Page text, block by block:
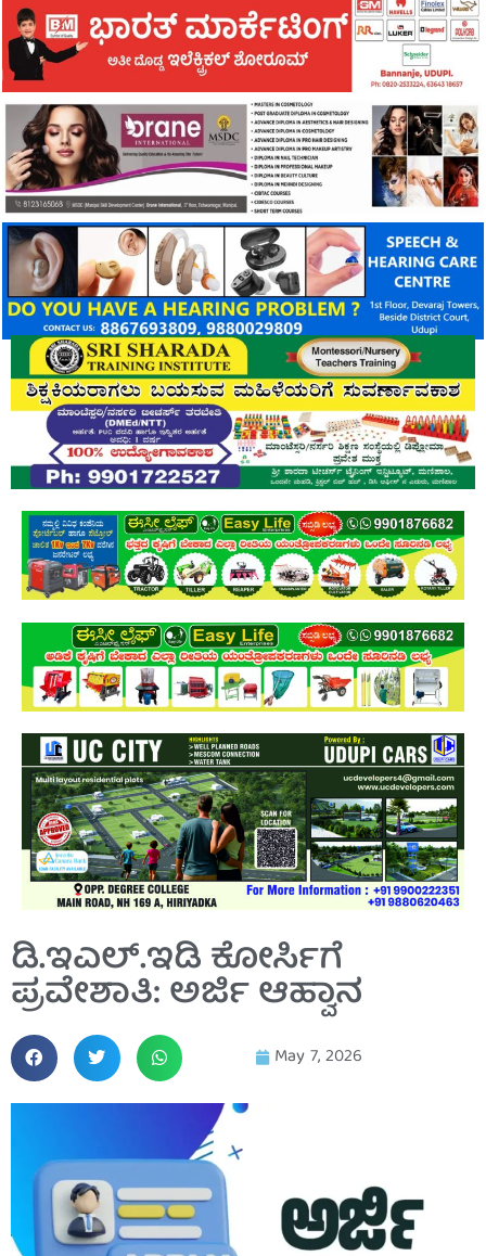
ಡಿ.ಇಎಲ್.ಇಡಿ ಕೋರ್ಸಿಗೆ
ಪ್ರವೇಶಾತಿ: ಅರ್ಜಿ ಆಹ್ವಾನ
May 7, 2026